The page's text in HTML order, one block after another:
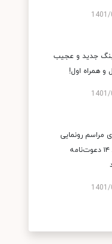
جدید و عجیب
و همراه اول!
مراسم رونمایی
آیفون ۱۴ دعوت‌نامه